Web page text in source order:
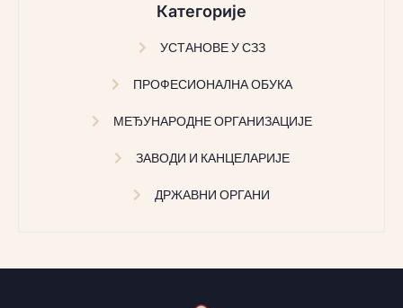
Категорије
УСТАНОВЕ У СЗЗ
ПРОФЕСИОНАЛНА ОБУКА
МЕЂУНАРОДНЕ ОРГАНИЗАЦИЈЕ
ЗАВОДИ И КАНЦЕЛАРИЈЕ
ДРЖАВНИ ОРГАНИ